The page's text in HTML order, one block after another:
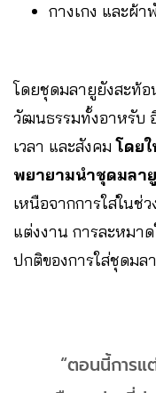
กางเกง และผ้า
โดยชุดมลายูยังสะท้
วัฒนธรรมทั้งอาหรับ
เวลา และสังคมโดย
พยายามนำชุดมลา
เหนือจากการใส่ในช่
แต่งงาน การละหมา
ปกติของการใส่ชุดมล
“ตอนนี้การแ